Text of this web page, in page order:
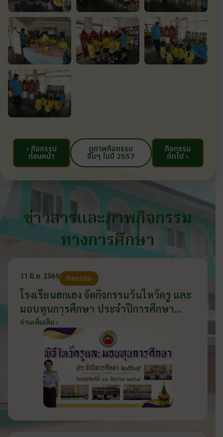
‹ กิจกรรม
ก่อนหน้า
ดูภาพกิจกรรม
อื่นๆ ในปี 2557
กิจกรรม
ถัดไป ›
ข่าวสารและภาพกิจกรรม
ทางการศึกษา
11 มิ.ย. 2569 กิจกรรม
โรงเรียนฮกเฮง จัดกิจกรรมวันไหว้ครู และ
มอบทุนการศึกษา ประจำปีการศึกษา
2569 วันที่ 11 มิถุนายน 2569
อ่านเพิ่มเติม ›